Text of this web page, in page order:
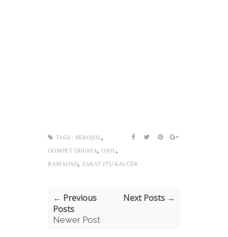
TAGS : BEROJOL,
DOMPET DHUAFA, OJOL,
RAMADAN, ZAKAT ITU KALCER
← Previous
Posts
Newer Post
Next Posts →